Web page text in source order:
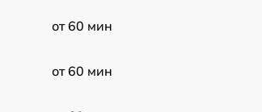
от 60 мин
от 60 мин